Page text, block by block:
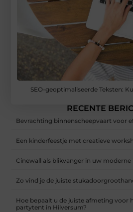
SEO-geoptimaliseerde Teksten:
RECENTE
Bevrachting binnenscheepvaart voor
Een kinderfeestje met creatieve
Cinewall als blikvanger in uw moderne
Zo vind je de juiste
Hoe bepaalt u de juiste afmeting voor
partytent in Hilversum?